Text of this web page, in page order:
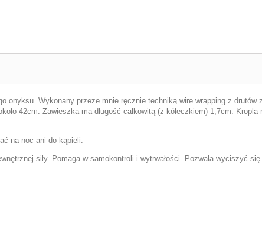
onyksu. Wykonany przeze mnie ręcznie techniką wire wrapping z drutów
42cm. Zawieszka ma długość całkowitą (z kółeczkiem) 1,7cm.
na noc ani do kąpieli.
siły. Pomaga w samokontroli i wytrwałości. Pozwala wyciszyć